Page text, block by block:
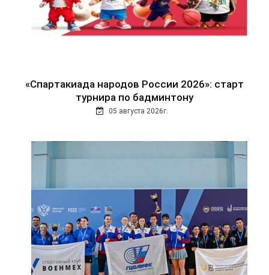
«Спартакиада народов России 2026»: старт
турнира по бадминтону
05 августа 2026г.